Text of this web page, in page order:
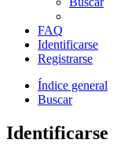
FAQ
Identificarse
Registrarse
Índice general
Buscar
Identificarse